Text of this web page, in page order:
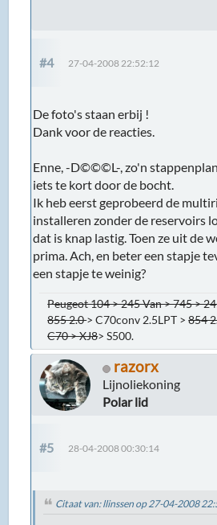
#4 27-04-2008 22:52:12
De foto's staan erbij !
Dank voor de reacties.
Enne, -D©©©L-, zo'n
iets te kort door de bocht.
Ik heb eerst geprobeerd de
installeren zonder de reservoirs
dat is knap lastig. Toen ze uit de
prima. Ach, en beter een stapje
een stapje te weinig?
Peugeot 104 > 245 Van > 745 >
855 2.0> C70conv 2.5LPT >854
C70 > XJ8> S500.
razorx
Lijnoliekoning
Polar lid
#5 28-04-2008 00:30:14
Citaat van: llinssen op 27-04-2008